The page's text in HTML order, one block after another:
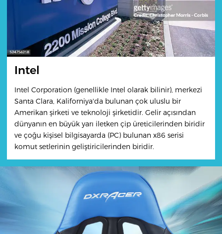
Intel
Intel Corporation (genellikle Intel olarak bilinir), merkezi
Santa Clara, Kaliforniya'da bulunan çok uluslu bir
Amerikan şirketi ve teknoloji şirketidir. Gelir açısından
dünyanın en büyük yarı iletken çip üreticilerinden biridir
ve çoğu kişisel bilgisayarda (PC) bulunan x86 serisi
komut setlerinin geliştiricilerinden biridir.